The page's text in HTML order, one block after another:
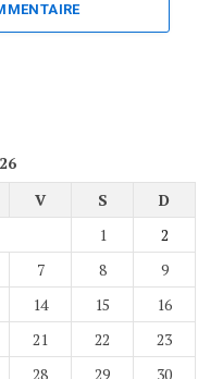
V S
D
1
2
7 8
9
14 15
16
21 22
23
28 29
30